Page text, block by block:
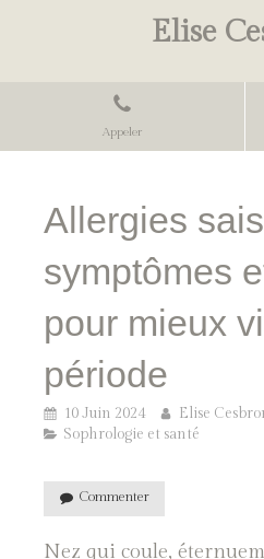
Elise
Appeler
Allergies
symptômes
pour mieux
période
10 Juin 2024
Elise
Sophrologie et santé
Commenter
Nez qui coule,